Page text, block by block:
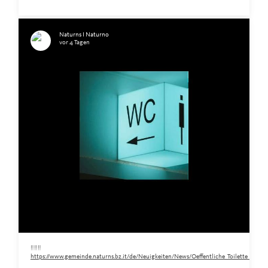
Naturns I Naturno
vor 4 Tagen
‼️‼️‼️
https://www.gemeinde.naturns.bz.it/de/Neuigkeiten/News/